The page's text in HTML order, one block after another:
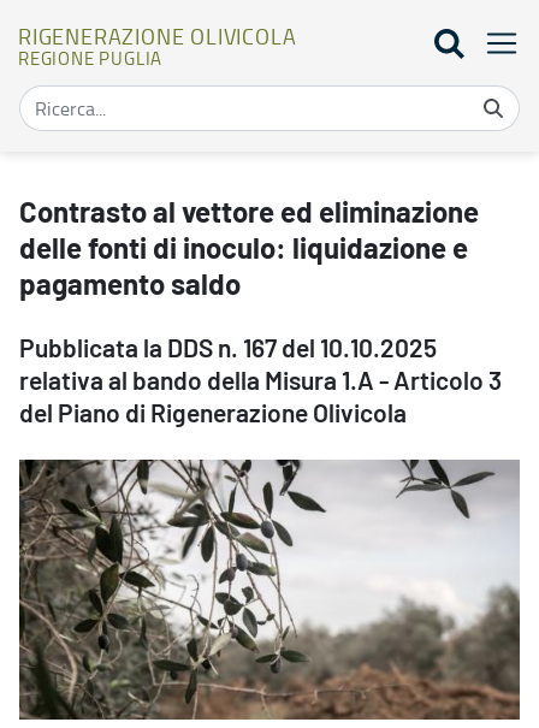
RIGENERAZIONE OLIVICOLA
REGIONE PUGLIA
Contrasto al vettore ed eliminazione
delle fonti di inoculo: liquidazione e
pagamento saldo
Pubblicata la DDS n. 167 del 10.10.2025
relativa al bando della Misura 1.A - Articolo 3
del Piano di Rigenerazione Olivicola